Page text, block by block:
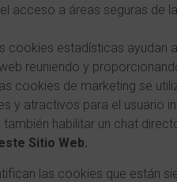
acceso a áreas seguras de
cookies estadísticas ayudan
reuniendo y
cookies de marketing se
y atractivos para el usuario
habilitar un chat
Sitio Web.
las cookies que están